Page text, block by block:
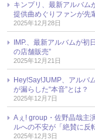
キンプリ、最新アルバ
提供曲めぐりファンが先
2025年12月28日
IMP.、最新アルバムが
の店舗販売”
2025年12月21日
Hey!Say!JUMP、アルバ
が漏らした“本音”とは？
2025年12月7日
Aぇ! group・佐野晶哉主
ルへの不安が「絶賛に反
2025年12月3日